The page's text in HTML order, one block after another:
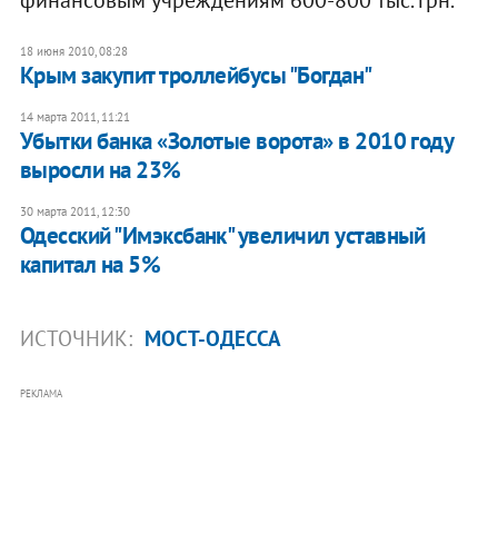
18 июня 2010, 08:28
Крым закупит троллейбусы "Богдан"
14 марта 2011, 11:21
Убытки банка «Золотые ворота» в 2010 году
выросли на 23%
30 марта 2011, 12:30
Одесский "Имэксбанк" увеличил уставный
капитал на 5%
ИСТОЧНИК: МОСТ-ОДЕССА
РЕКЛАМА